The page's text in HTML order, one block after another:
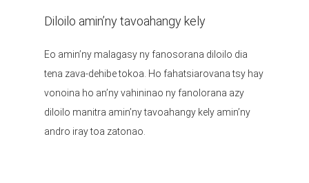
Diloilo amin’ny tavoahangy kely
Eo amin’ny malagasy ny fanosorana diloilo dia
tena zava-dehibe tokoa. Ho fahatsiarovana tsy hay
vonoina ho an’ny vahininao ny fanolorana azy
diloilo manitra amin’ny tavoahangy kely amin’ny
andro iray toa zatonao.